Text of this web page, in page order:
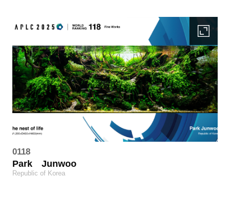
0118
Park Junwoo
Republic of Korea